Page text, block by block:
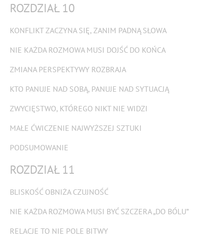
ROZDZIAŁ 10
KONFLIKT ZACZYNA SIĘ, ZANIM PADNĄ SŁOWA
NIE KAŻDA ROZMOWA MUSI DOJŚĆ DO KOŃCA
ZMIANA PERSPEKTYWY ROZBRAJA
KTO PANUJE NAD SOBĄ, PANUJE NAD SYTUACJĄ
ZWYCIĘSTWO, KTÓREGO NIKT NIE WIDZI
MAŁE ĆWICZENIE NAJWYŻSZEJ SZTUKI
PODSUMOWANIE
ROZDZIAŁ 11
BLISKOŚĆ OBNIŻA CZUJNOŚĆ
NIE KAŻDA ROZMOWA MUSI BYĆ SZCZERA „DO BÓLU”
RELACJE TO NIE POLE BITWY